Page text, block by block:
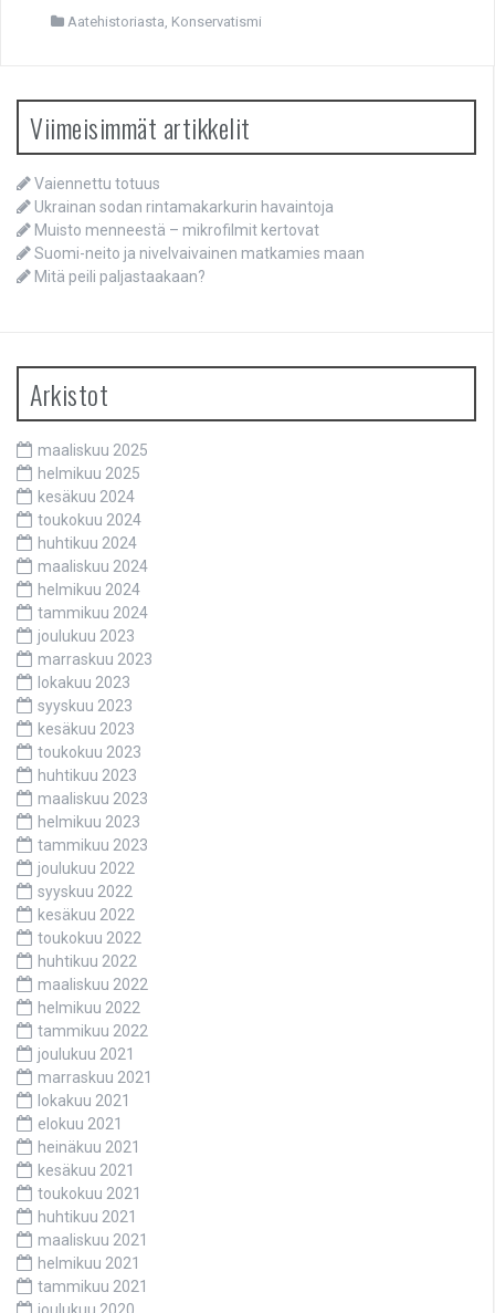
Aatehistoriasta Konservatismi
Viimeisimmät artikkelit
Vaiennettu totuus
Ukrainan sodan rintamakarkurin havaintoja
Muisto menneestä – mikrofilmit kertovat
Suomi-neito ja nivelvaivainen matkamies maan
Mitä peili paljastaakaan?
Arkistot
maaliskuu 2025
helmikuu 2025
kesäkuu 2024
toukokuu 2024
huhtikuu 2024
maaliskuu 2024
helmikuu 2024
tammikuu 2024
joulukuu 2023
marraskuu 2023
lokakuu 2023
syyskuu 2023
kesäkuu 2023
toukokuu 2023
huhtikuu 2023
maaliskuu 2023
helmikuu 2023
tammikuu 2023
joulukuu 2022
syyskuu 2022
kesäkuu 2022
toukokuu 2022
huhtikuu 2022
maaliskuu 2022
helmikuu 2022
tammikuu 2022
joulukuu 2021
marraskuu 2021
lokakuu 2021
elokuu 2021
heinäkuu 2021
kesäkuu 2021
toukokuu 2021
huhtikuu 2021
maaliskuu 2021
helmikuu 2021
tammikuu 2021